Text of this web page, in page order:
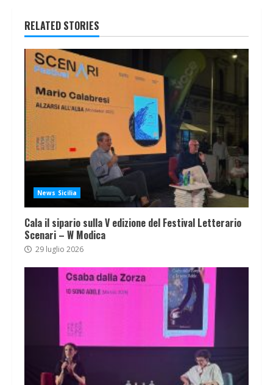
RELATED STORIES
News Sicilia
Cala il sipario sulla V edizione del Festival Letterario
Scenari – W Modica
29 luglio 2026